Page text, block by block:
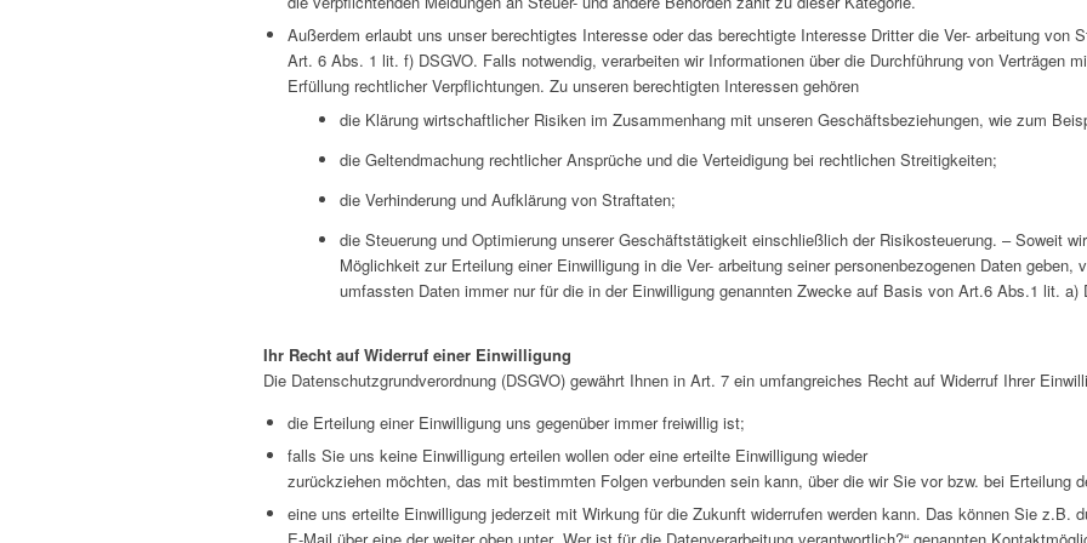
Außerdem erlaubt uns unser berechtigtes Interesse oder das berechtigte Interesse Dritter die Ver- arbeitung von
Art. 6 Abs. 1 lit. f) DSGVO. Falls notwendig, verarbeiten wir Informationen über die Durchführung von Verträgen
Erfüllung rechtlicher Verpflichtungen. Zu unseren berechtigten Interessen gehören
die Klärung wirtschaftlicher Risiken im Zusammenhang mit unseren Geschäftsbeziehungen, wie zum
die Geltendmachung rechtlicher Ansprüche und die Verteidigung bei rechtlichen Streitigkeiten;
die Verhinderung und Aufklärung von Straftaten;
die Steuerung und Optimierung unserer Geschäftstätigkeit einschließlich der Risikosteuerung. – Soweit
Möglichkeit zur Erteilung einer Einwilligung in die Ver- arbeitung seiner personenbezogenen Daten geben,
umfassten Daten immer nur für die in der Einwilligung genannten Zwecke auf Basis von Art.6 Abs.1 lit. a)
Ihr Recht auf Widerruf einer Einwilligung
Die Datenschutzgrundverordnung (DSGVO) gewährt Ihnen in Art. 7 ein umfangreiches Recht auf Widerruf Ihrer
die Erteilung einer Einwilligung uns gegenüber immer freiwillig ist;
falls Sie uns keine Einwilligung erteilen wollen oder eine erteilte Einwilligung wieder
zurückziehen möchten, das mit bestimmten Folgen verbunden sein kann, über die wir Sie vor bzw. bei Erteilung
eine uns erteilte Einwilligung jederzeit mit Wirkung für die Zukunft widerrufen werden kann. Das können Sie z.B.
E-Mail über eine der weiter oben unter „Wer ist für die Datenverarbeitung verantwortlich?“ genannten